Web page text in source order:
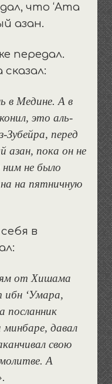
что ‘Ата
азан.
передал.
в Медине. А в
это аль-
перед
азан, пока он не
ним не было
на пятничную
в
от Хишама
‘Умара,
посланник
А